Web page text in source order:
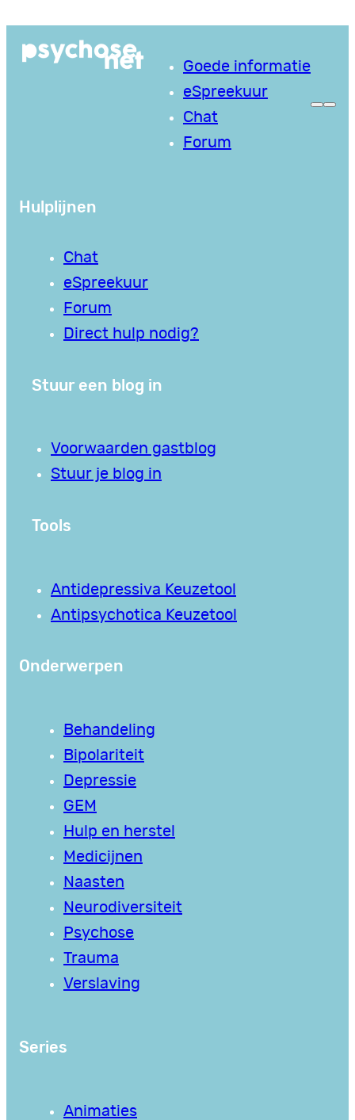
naar
Goede informatie
eSpreekuur
Chat
Forum
Hulplijnen
Chat
eSpreekuur
Forum
Direct hulp nodig?
Stuur een blog in
Voorwaarden gastblog
Stuur je blog in
Tools
Antidepressiva Keuzetool
Antipsychotica Keuzetool
Onderwerpen
Behandeling
Bipolariteit
Depressie
GEM
Hulp en herstel
Medicijnen
Naasten
Neurodiversiteit
Psychose
Trauma
Verslaving
Series
Animaties